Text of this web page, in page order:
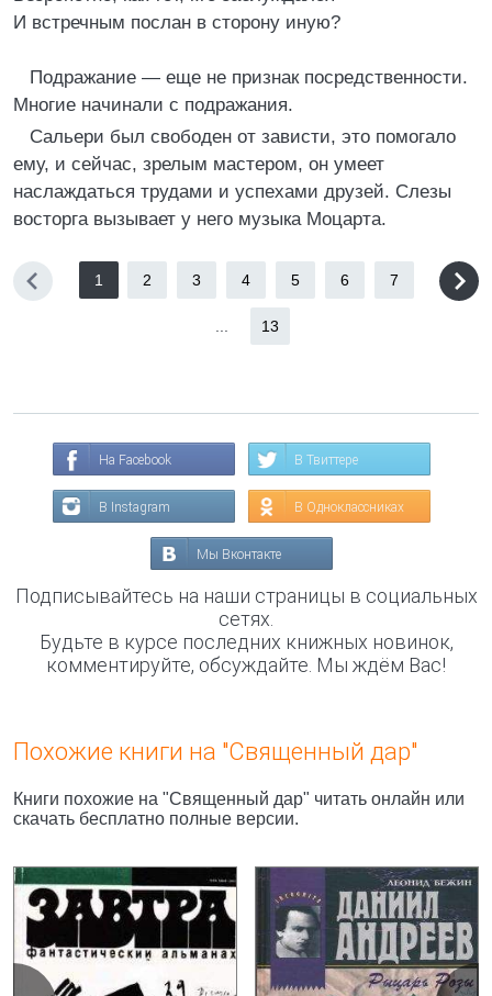
И встречным послан в сторону иную?
Подражание — еще не признак посредственности.
Многие начинали с подражания.
Сальери был свободен от зависти, это помогало
ему, и сейчас, зрелым мастером, он умеет
наслаждаться трудами и успехами друзей. Слезы
восторга вызывает у него музыка Моцарта.
1 2 3 4 5 6 7
13
На Facebook В Твиттере
В Instagram В Одноклассниках
Мы Вконтакте
Подписывайтесь на наши страницы в социальных
сетях.
Будьте в курсе последних книжных новинок,
комментируйте, обсуждайте. Мы ждём Вас!
Похожие книги на "Священный дар"
Книги похожие на "Священный дар" читать онлайн или
скачать бесплатно полные версии.